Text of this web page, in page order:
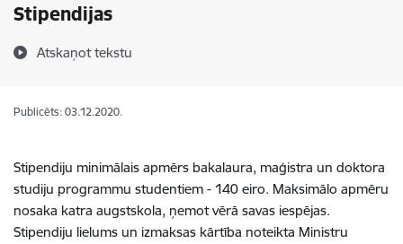
Stipendijas
Atskaņot tekstu
Publicēts: 03.12.2020.
Stipendiju minimālais apmērs bakalaura, maģistra un doktora
studiju programmu studentiem - 140 eiro. Maksimālo apmēru
nosaka katra augstskola, ņemot vērā savas iespējas.
Stipendiju lielums un izmaksas kārtība noteikta Ministru